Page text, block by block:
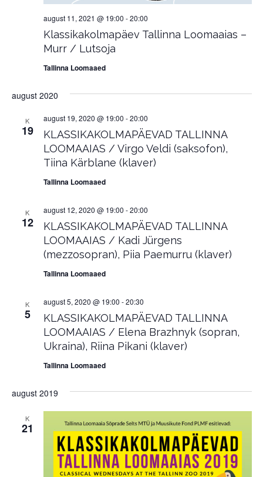
Klassikakolmapäev Tallinna Loomaaias –
Murr / Lutsoja
august 11, 2021 @ 19:00 -20:00
Tallinna Loomaaed
august 2020
K
19
KLASSIKAKOLMAPÄEVAD TALLINNA
LOOMAAIAS / Virgo Veldi (saksofon),
Tiina Kärblane (klaver)
august 19, 2020 @ 19:00 -20:00
Tallinna Loomaaed
K
12
KLASSIKAKOLMAPÄEVAD TALLINNA
LOOMAAIAS / Kadi Jürgens
(mezzosopran), Piia Paemurru (klaver)
august 12, 2020 @ 19:00 -20:00
Tallinna Loomaaed
K
5
KLASSIKAKOLMAPÄEVAD TALLINNA
LOOMAAIAS / Elena Brazhnyk (sopran,
Ukraina), Riina Pikani (klaver)
august 5, 2020 @ 19:00 -20:30
Tallinna Loomaaed
august 2019
K
21